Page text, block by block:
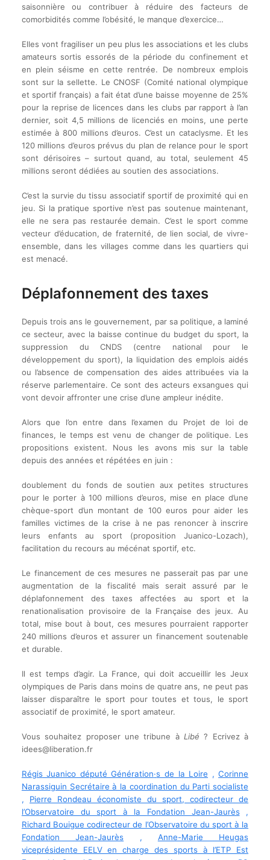
saisonnière ou contribuer à réduire des facteurs de
comorbidités comme l’obésité, le manque d’exercice…
Elles vont fragiliser un peu plus les associations et les clubs
amateurs sortis essorés de la période du confinement et
en plein séisme en cette rentrée. De nombreux emplois
sont sur la sellette. Le CNOSF (Comité national olympique
et sportif français) a fait état d’une baisse moyenne de 25%
pour la reprise de licences dans les clubs par rapport à l’an
dernier, soit 4,5 millions de licenciés en moins, une perte
estimée à 800 millions d’euros. C’est un cataclysme. Et les
120 millions d’euros prévus du plan de relance pour le sport
sont dérisoires – surtout quand, au total, seulement 45
millions seront dédiées au soutien des associations.
C’est la survie du tissu associatif sportif de proximité qui en
jeu. Si la pratique sportive n’est pas soutenue maintenant,
elle ne sera pas restaurée demain. C’est le sport comme
vecteur d’éducation, de fraternité, de lien social, de vivre-
ensemble, dans les villages comme dans les quartiers qui
est menacé.
Déplafonnement des taxes
Depuis trois ans le gouvernement, par sa politique, a laminé
ce secteur, avec la baisse continue du budget du sport, la
suppression du CNDS (centre national pour le
développement du sport), la liquidation des emplois aidés
ou l’absence de compensation des aides attribuées via la
réserve parlementaire. Ce sont des acteurs exsangues qui
vont devoir affronter une crise d’une ampleur inédite.
Alors que l’on entre dans l’examen du Projet de loi de
finances, le temps est venu de changer de politique. Les
propositions existent. Nous les avons mis sur la table
depuis des années et répétées en juin :
doublement du fonds de soutien aux petites structures
pour le porter à 100 millions d’euros, mise en place d’une
chèque-sport d’un montant de 100 euros pour aider les
familles victimes de la crise à ne pas renoncer à inscrire
leurs enfants au sport (proposition Juanico-Lozach),
facilitation du recours au mécénat sportif, etc.
Le financement de ces mesures ne passerait pas par une
augmentation de la fiscalité mais serait assuré par le
déplafonnement des taxes affectées au sport et la
renationalisation provisoire de la Française des jeux. Au
total, mise bout à bout, ces mesures pourraient rapporter
240 millions d’euros et assurer un financement soutenable
et durable.
Il est temps d’agir. La France, qui doit accueillir les Jeux
olympiques de Paris dans moins de quatre ans, ne peut pas
laisser disparaître le sport pour toutes et tous, le sport
associatif de proximité, le sport amateur.
Vous souhaitez proposer une tribune àLibé ? Ecrivez à
idees@liberation.fr
RégisJuanico député Génération·s de la Loire ,Corinne
Narassiguin Secrétaire à la coordination du Parti socialiste
, Pierre Rondeau économiste du sport, codirecteur de
l’Observatoire du sport à la Fondation Jean-Jaurès
,
Richard Bouigue codirecteur de l’Observatoire du sport à la
Fondation Jean-Jaurès
, Anne-Marie Heugas
viceprésidente EELV en charge des sports à l’ETP Est